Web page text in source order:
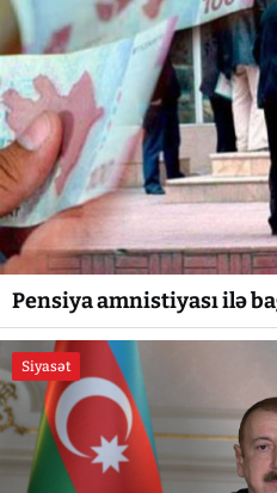
Pensiya amnistiyası ilə
Siyasət